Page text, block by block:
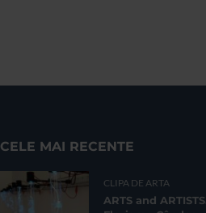
CELE MAI RECENTE
CLIPA DE ARTA
ARTS and